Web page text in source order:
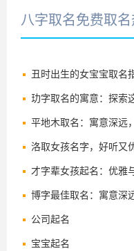
八字取名免费取
丑时出生的女宝宝取名
祥好名
玏字取名的寓意：探索
平地木取名：寓意深远
洛取女孩名字，好听又
才字辈女孩起名：优雅
博字最佳取名：寓意深
公司起名
宝宝起名